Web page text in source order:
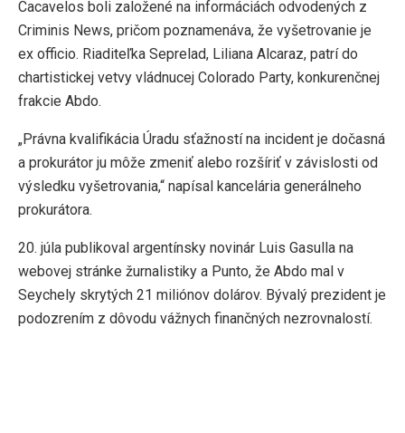
Cacavelos boli založené na informáciách odvodených z
Criminis News, pričom poznamenáva, že vyšetrovanie je
ex officio. Riaditeľka Seprelad, Liliana Alcaraz, patrí do
chartistickej vetvy vládnucej Colorado Party, konkurenčnej
frakcie Abdo.
„Právna kvalifikácia Úradu sťažností na incident je dočasná
a prokurátor ju môže zmeniť alebo rozšíriť v závislosti od
výsledku vyšetrovania,“ napísal kancelária generálneho
prokurátora.
20. júla publikoval argentínsky novinár Luis Gasulla na
webovej stránke žurnalistiky a Punto, že Abdo mal v
Seychely skrytých 21 miliónov dolárov. Bývalý prezident je
podozrením z dôvodu vážnych finančných nezrovnalostí.